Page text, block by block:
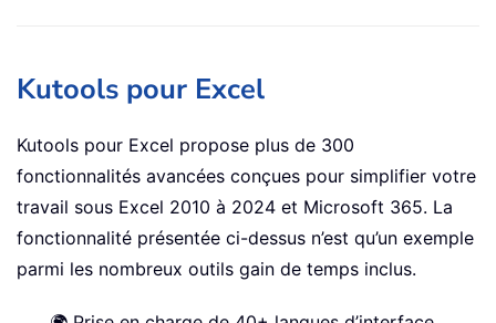
Kutools pour Excel
Kutools pour Excel propose plus de 300
fonctionnalités avancées conçues pour simplifier votre
travail sous Excel 2010 à 2024 et Microsoft 365. La
fonctionnalité présentée ci-dessus n’est qu’un exemple
parmi les nombreux outils gain de temps inclus.